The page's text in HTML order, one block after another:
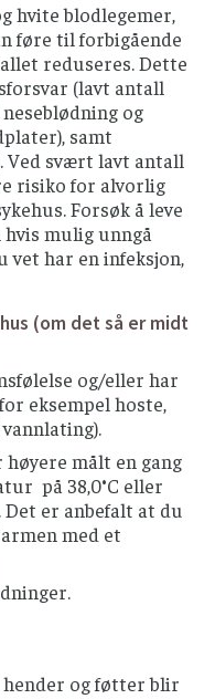
hvite blodlegemer,
føre til forbigående
reduseres. Dette
(lavt antall
og
samt
Ved svært lavt antall
risiko for alvorlig
Forsøk å leve
mulig unngå
vet har en infeksjon,
(om det så er midt
og/eller har
eksempel hoste,
høyere målt en gang
på 38,0°C eller
er anbefalt at du
med et
hender og føtter blir